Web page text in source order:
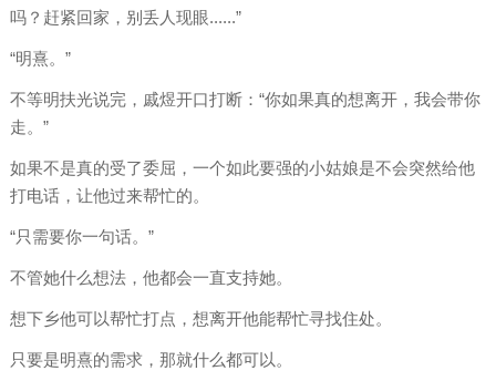
吗？赶紧回家，别丢人现眼......”
“明熹。”
不等明扶光说完，戚煜开口打断：“你如果真的想离开，我会带你
走。”
如果不是真的受了委屈，一个如此要强的小姑娘是不会突然给他
打电话，让他过来帮忙的。
“只需要你一句话。”
不管她什么想法，他都会一直支持她。
想下乡他可以帮忙打点，想离开他能帮忙寻找住处。
只要是明熹的需求，那就什么都可以。